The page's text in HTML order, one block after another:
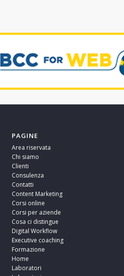
PAGINE
Area riservata
Chi siamo
Clienti
Consulenza
Contatti
Content Marketing
Corsi online
Corsi per aziende
Cosa ci distingue
Digital Workflow
Executive coaching
Formazione
Home
Laboratori